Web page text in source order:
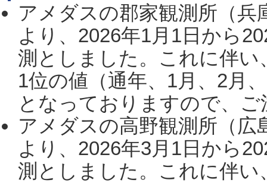
アメダスの郡家観測所（
より、2026年1月1日から
測としました。これに伴い
1位の値（通年、1月、2月
となっておりますので、
アメダスの高野観測所（
より、2026年3月1日から
測としました。これに伴い